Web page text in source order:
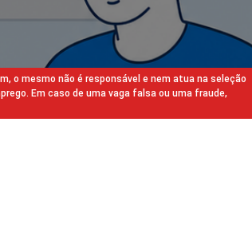
o mesmo não é responsável e nem atua na seleção
Em caso de uma vaga falsa ou uma fraude,